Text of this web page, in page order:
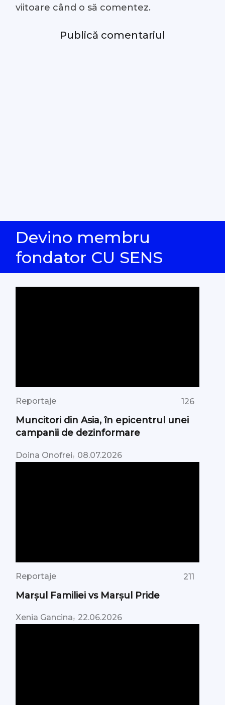
viitoare când o să comentez.
Devino membru
fondator CU SENS
Reportaje 126
Muncitori din Asia, în epicentrul unei
campanii de dezinformare
Doina Onofrei, 08.07.2026
Reportaje 211
Marșul Familiei vs Marșul Pride
Xenia Gancina, 22.06.2026